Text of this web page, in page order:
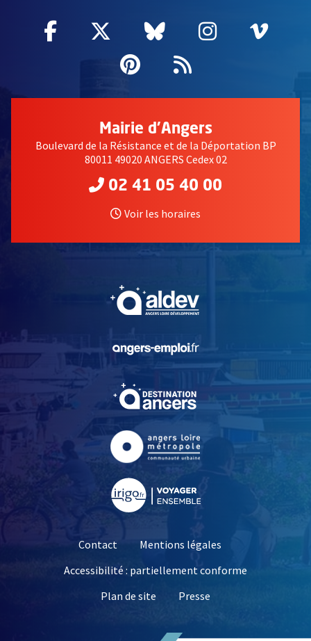
Facebook
, Ouvre une nouvelle fenêtre
Twitter
, Ouvre une nouvelle
Bluesky
, Ouvre une
Instagram
, Ouvre
,
Pinterest
, Ouvre une
Flux RSS
Mairie d'Angers
Boulevard de la Résistance et de la Déportation BP
80011 49020 ANGERS Cedex 02
02 41 05 40 00
Voir les horaires
, Ouvre une nouvelle
, Ouvre une nouvelle
Contact
Mentions légales
Accessibilité : partiellement conforme
Plan de site
Presse